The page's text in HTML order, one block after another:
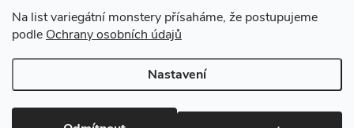
Na list variegátní monstery přísaháme, že postupujeme
podle Ochrany osobních údajů
Nastavení
Gardners Design - Projekt, realizace a údržba zahrad a interiérů
Copyright 2026Gardners-eshop.cz. Všechna práva vyhrazena.Upravit
nastavení cookies